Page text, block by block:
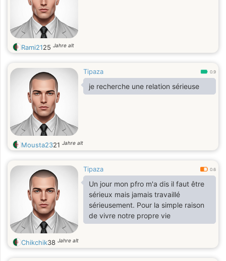
Rami2125 Jahre alt
Tipaza 0.9
je recherche une relation sérieuse
Mousta2321 Jahre alt
Tipaza 0.6
Un jour mon pfro m'a dis il faut être
sérieux mais jamais travaillé
sérieusement. Pour la simple raison
de vivre notre propre vie
Chikchik38 Jahre alt